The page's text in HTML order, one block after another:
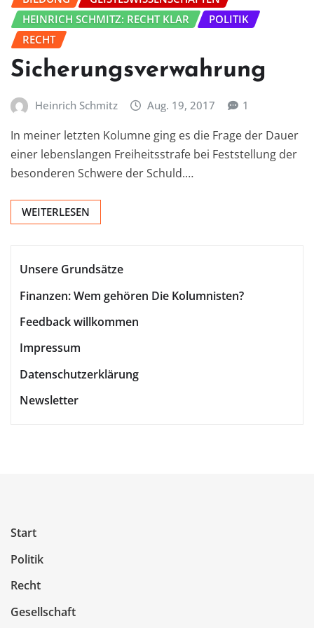
HEINRICH SCHMITZ: RECHT KLAR
POLITIK
RECHT
Sicherungsverwahrung
Heinrich Schmitz Aug. 19, 2017 1
In meiner letzten Kolumne ging es die Frage der Dauer
einer lebenslangen Freiheitsstrafe bei Feststellung der
besonderen Schwere der Schuld.…
WEITERLESEN
Unsere Grundsätze
Finanzen: Wem gehören Die Kolumnisten?
Feedback willkommen
Impressum
Datenschutzerklärung
Newsletter
Start
Politik
Recht
Gesellschaft